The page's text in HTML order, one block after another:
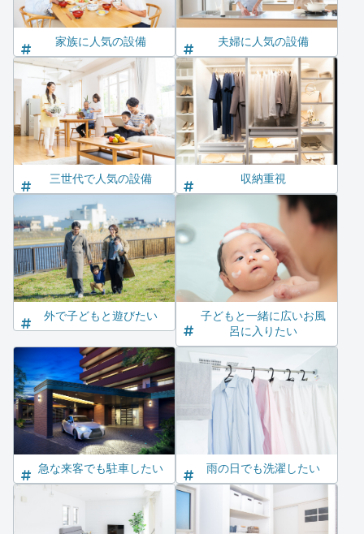
家族に人気の設備 夫婦に人気の設備
三世代で人気の設備 収納重視
外で子どもと遊びたい
子どもと一緒に広いお風
呂に入りたい
急な来客でも駐車したい 雨の日でも洗濯したい